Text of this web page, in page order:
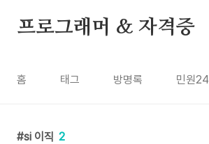
프로그래머 & 자격증
홈 태그 방명록 민원24
si 이직 2